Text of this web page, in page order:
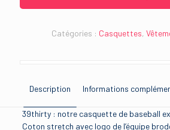
Catégories : Casquettes,
Description Informations
39thirty : notre casquette de baseball
Coton stretch avec logo de l’équipe